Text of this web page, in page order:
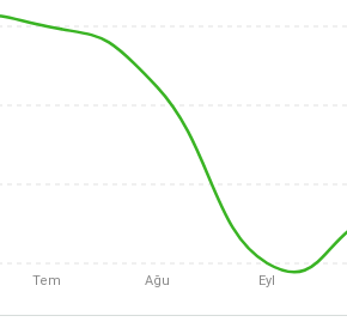
Tem Ağu Eyl